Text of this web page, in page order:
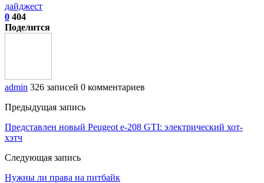
дайджест
0 404
Поделится
admin 326 записей 0 комментариев
Предыдущая запись
Представлен новый Peugeot e-208 GTI: электрический хот-
хэтч
Следующая запись
Нужны ли права на питбайк